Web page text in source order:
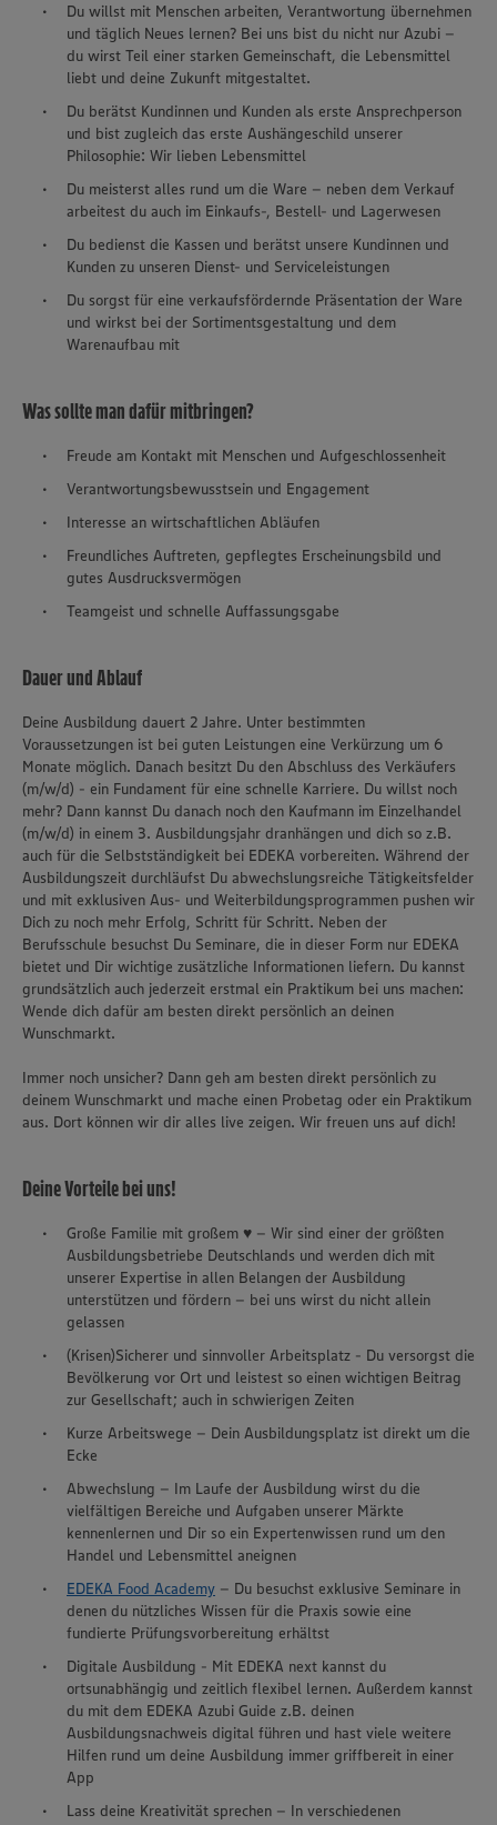
Du willst mit Menschen arbeiten, Verantwortung übernehmen
und täglich Neues lernen? Bei uns bist du nicht nur Azubi –
du wirst Teil einer starken Gemeinschaft, die Lebensmittel
liebt und deine Zukunft mitgestaltet.
Du berätst Kundinnen und Kunden als erste Ansprechperson
und bist zugleich das erste Aushängeschild unserer
Philosophie: Wir lieben Lebensmittel
Du meisterst alles rund um die Ware – neben dem Verkauf
arbeitest du auch im Einkaufs-, Bestell- und Lagerwesen
Du bedienst die Kassen und berätst unsere Kundinnen und
Kunden zu unseren Dienst- und Serviceleistungen
Du sorgst für eine verkaufsfördernde Präsentation der Ware
und wirkst bei der Sortimentsgestaltung und dem
Warenaufbau mit
Was sollte man dafür mitbringen?
Freude am Kontakt mit Menschen und Aufgeschlossenheit
Verantwortungsbewusstsein und Engagement
Interesse an wirtschaftlichen Abläufen
Freundliches Auftreten, gepflegtes Erscheinungsbild und
gutes Ausdrucksvermögen
Teamgeist und schnelle Auffassungsgabe
Dauer und Ablauf
Deine Ausbildung dauert 2 Jahre. Unter bestimmten
Voraussetzungen ist bei guten Leistungen eine Verkürzung um 6
Monate möglich. Danach besitzt Du den Abschluss des Verkäufers
(m/w/d) - ein Fundament für eine schnelle Karriere. Du willst noch
mehr? Dann kannst Du danach noch den Kaufmann im Einzelhandel
(m/w/d) in einem 3. Ausbildungsjahr dranhängen und dich so z.B.
auch für die Selbstständigkeit bei EDEKA vorbereiten. Während der
Ausbildungszeit durchläufst Du abwechslungsreiche Tätigkeitsfelder
und mit exklusiven Aus- und Weiterbildungsprogrammen pushen wir
Dich zu noch mehr Erfolg, Schritt für Schritt. Neben der
Berufsschule besuchst Du Seminare, die in dieser Form nur EDEKA
bietet und Dir wichtige zusätzliche Informationen liefern. Du kannst
grundsätzlich auch jederzeit erstmal ein Praktikum bei uns machen:
Wende dich dafür am besten direkt persönlich an deinen
Wunschmarkt.
Immer noch unsicher? Dann geh am besten direkt persönlich zu
deinem Wunschmarkt und mache einen Probetag oder ein Praktikum
aus. Dort können wir dir alles live zeigen. Wir freuen uns auf dich!
Deine Vorteile bei uns!
Große Familie mit großem ♥ – Wir sind einer der größten
Ausbildungsbetriebe Deutschlands und werden dich mit
unserer Expertise in allen Belangen der Ausbildung
unterstützen und fördern – bei uns wirst du nicht allein
gelassen
(Krisen)Sicherer und sinnvoller Arbeitsplatz - Du versorgst die
Bevölkerung vor Ort und leistest so einen wichtigen Beitrag
zur Gesellschaft; auch in schwierigen Zeiten
Kurze Arbeitswege – Dein Ausbildungsplatz ist direkt um die
Ecke
Abwechslung – Im Laufe der Ausbildung wirst du die
vielfältigen Bereiche und Aufgaben unserer Märkte
kennenlernen und Dir so ein Expertenwissen rund um den
Handel und Lebensmittel aneignen
EDEKA Food Academy – Du besuchst exklusive Seminare in
denen du nützliches Wissen für die Praxis sowie eine
fundierte Prüfungsvorbereitung erhältst
Digitale Ausbildung - Mit EDEKA next kannst du
ortsunabhängig und zeitlich flexibel lernen. Außerdem kannst
du mit dem EDEKA Azubi Guide z.B. deinen
Ausbildungsnachweis digital führen und hast viele weitere
Hilfen rund um deine Ausbildung immer griffbereit in einer
App
Lass deine Kreativität sprechen – In verschiedenen